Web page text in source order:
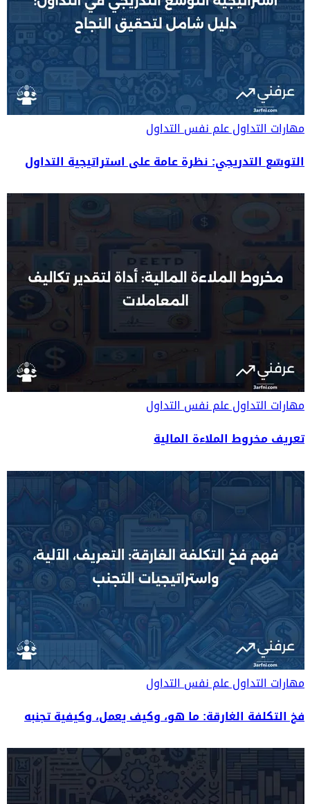
مهارات التداولعلم نفس التداول
التوسّع التدريجي: نظرة عامة على استراتيجية التداول
مهارات التداولعلم نفس التداول
تعريف مخروط الملاءة المالية
مهارات التداولعلم نفس التداول
فخ التكلفة الغارقة: ما هو، وكيف يعمل، وكيفية تجنبه